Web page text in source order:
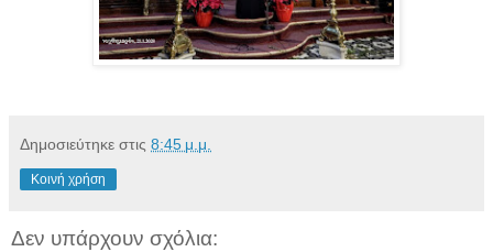
Δημοσιεύτηκε στις 8:45 μ.μ.
Κοινή χρήση
Δεν υπάρχουν σχόλια: